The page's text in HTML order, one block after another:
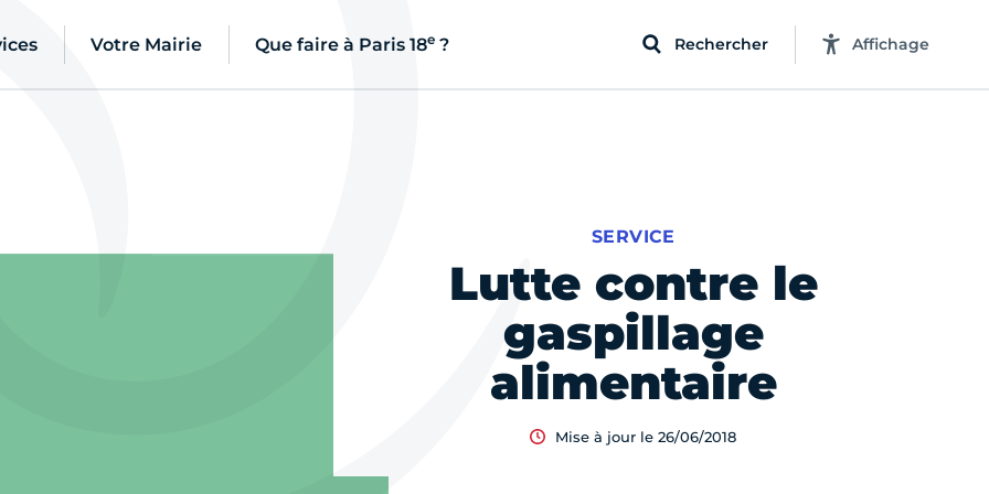
Votre Mairie Que faire à Paris 18e ? Rechercher Affichage
Lutte contre le
gaspillage
alimentaire
SERVICE
Mise à jour le 26/06/2018